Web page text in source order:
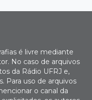
é livre mediante
No caso de arquivos
da Rádio UFRJ e,
Para uso de arquivos
o canal da